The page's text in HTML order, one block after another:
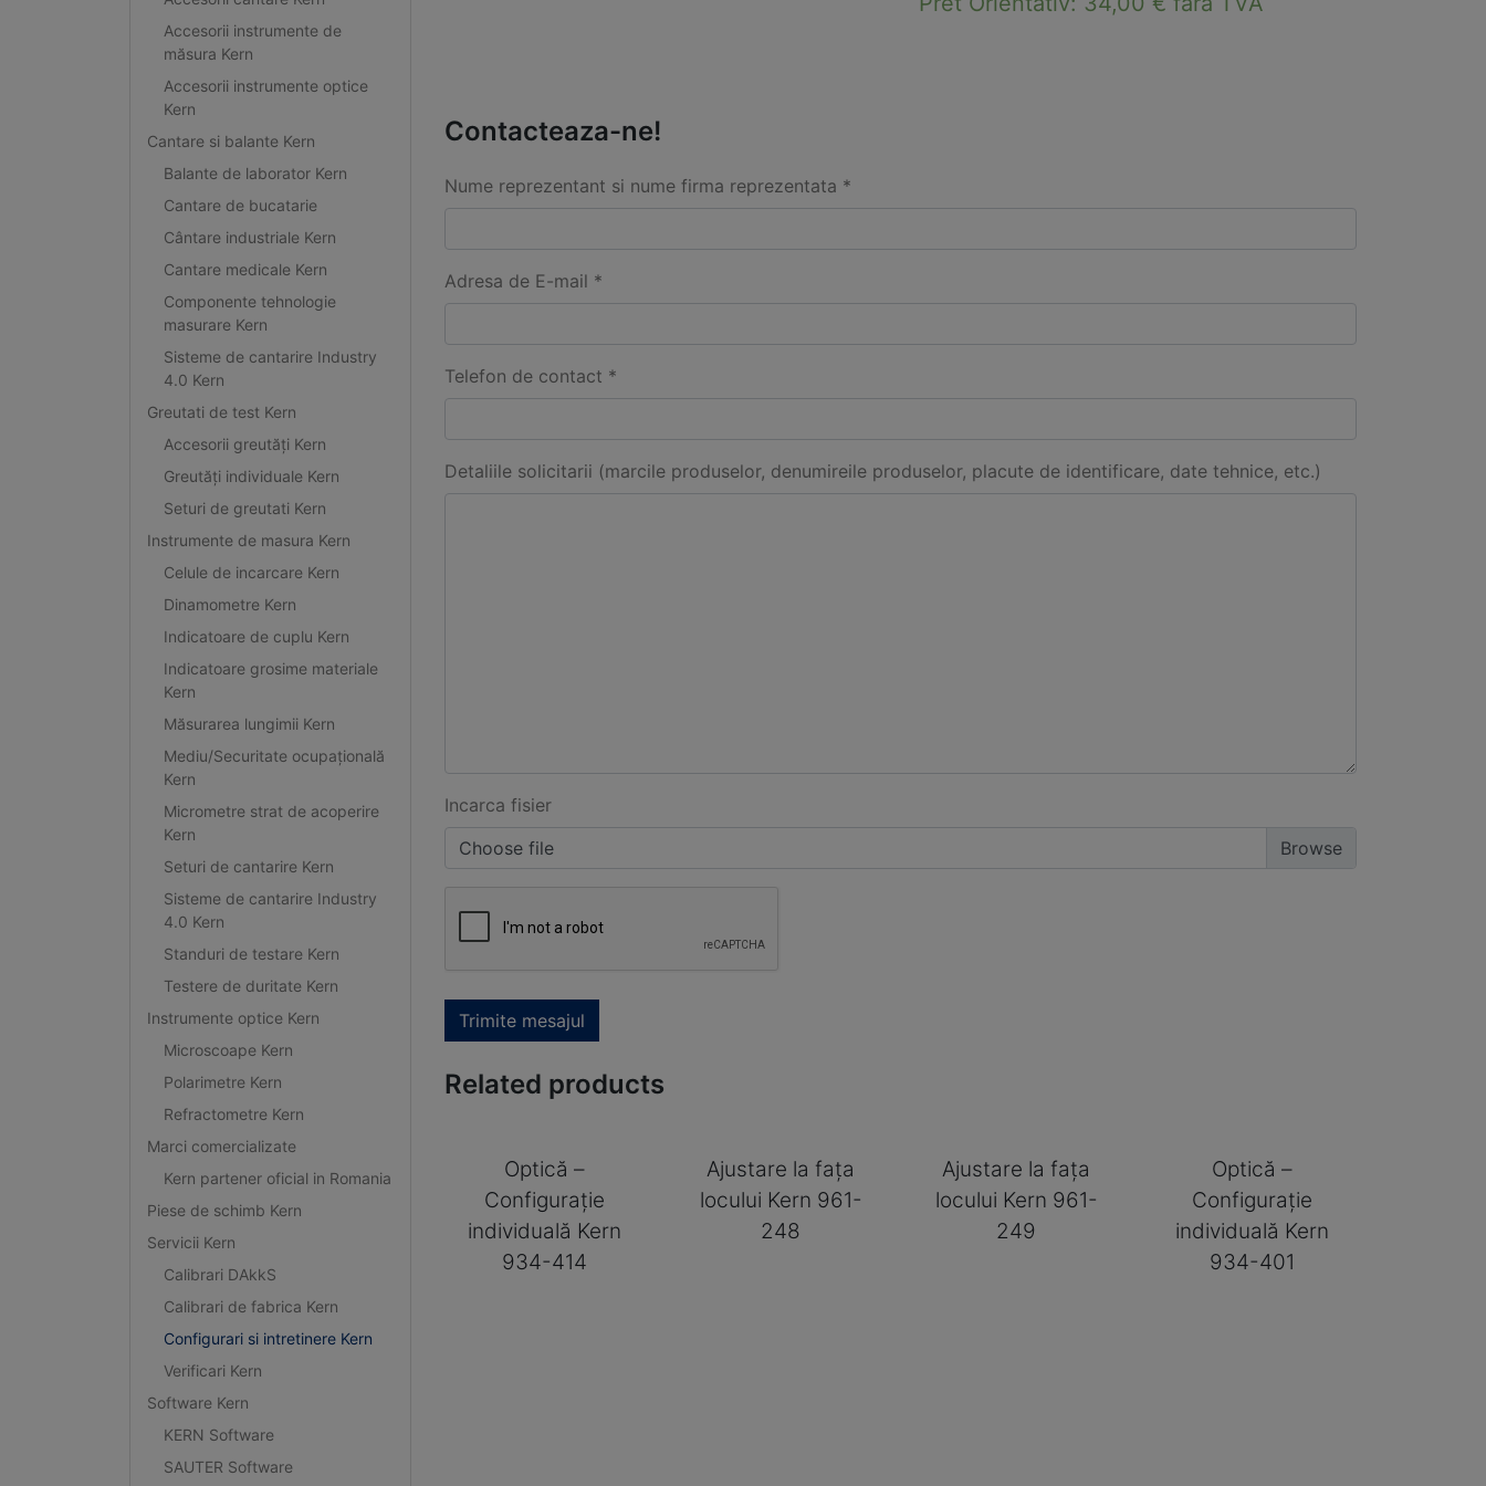
Accesorii instrumente de
măsura Kern
Accesorii instrumente optice
Kern
Cantare si balante Kern
Balante de laborator Kern
Cantare de bucatarie
Cântare industriale Kern
Cantare medicale Kern
Componente tehnologie
masurare Kern
Sisteme de cantarire Industry
4.0 Kern
Greutati de test Kern
Accesorii greutăți Kern
Greutăți individuale Kern
Seturi de greutati Kern
Instrumente de masura Kern
Celule de incarcare Kern
Dinamometre Kern
Indicatoare de cuplu Kern
Indicatoare grosime materiale
Kern
Măsurarea lungimii Kern
Mediu/Securitate ocupațională
Kern
Micrometre strat de acoperire
Kern
Seturi de cantarire Kern
Sisteme de cantarire Industry
4.0 Kern
Standuri de testare Kern
Testere de duritate Kern
Instrumente optice Kern
Microscoape Kern
Polarimetre Kern
Refractometre Kern
Marci comercializate
Kern partener oficial in Romania
Piese de schimb Kern
Servicii Kern
Calibrari DAkkS
Calibrari de fabrica Kern
Configurari si intretinere Kern
Verificari Kern
Software Kern
KERN Software
SAUTER Software
Contacteaza-ne!
Nume reprezentant si nume firma reprezentata *
Adresa de E-mail *
Telefon de contact *
Detaliile solicitarii (marcile produselor, denumireile produselor, placute de identificare, date tehnice, etc.)
Incarca fisier
Choose file
Trimite mesajul
Related products
Optică –
Configurație
individuală Kern
934-414
Ajustare la fața
locului Kern 961-
248
Ajustare la fața
locului Kern 961-
249
Optică –
Configurație
individuală Kern
934-401